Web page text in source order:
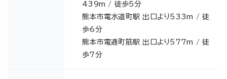
439m / 徒歩5分
熊本市電水道町駅 出口より533m / 徒
歩6分
熊本市電通町筋駅 出口より577m / 徒
歩7分